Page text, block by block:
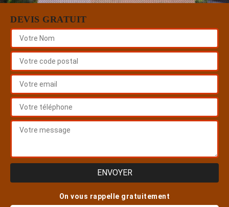
DEVIS GRATUIT
On vous rappelle gratuitement